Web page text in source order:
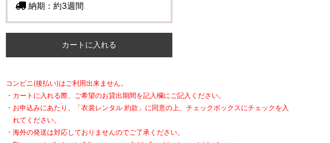
納期： 約3週間
カートに入れる
コンビニ(後払い)はご利用出来ません。
・カートに入れる際、ご希望のお貸出期間を記入欄にご記入ください。
・お申込みにあたり、「衣裳レンタル 約款」に同意の上、チェックボックスにチェックを入
れてください。
・海外の発送は対応しておりませんのでご了承ください。